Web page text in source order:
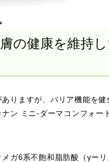
の健康を維持
りますが、バリア機能を
ン ミニ-ダーマコンフォー
ガ6系不飽和脂肪酸（γー